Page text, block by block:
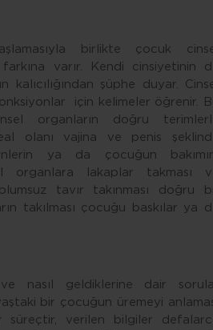
birlikte çocuk
varır. Kendi cinsiyetinin
kalıcılığından şüphe duyar.
için kelimeler öğrenir.
organların doğru
olanı vajina ve penis
ya da çocuğun
organlara lakaplar takması
tavır takınması doğru
takılması çocuğu baskılar ya
nasıl geldiklerine dair
bir çocuğun üremeyi
süreçtir, verilen bilgiler